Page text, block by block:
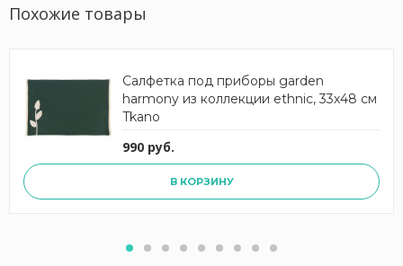
Похожие товары
Салфетка под приборы garden
harmony из коллекции ethnic, 33х48 см
Tkano
990 руб.
В КОРЗИНУ